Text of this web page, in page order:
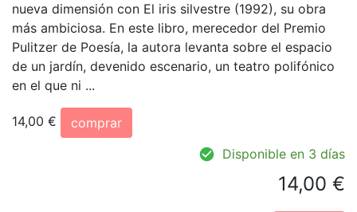
nueva dimensión con El iris silvestre (1992), su obra
más ambiciosa. En este libro, merecedor del Premio
Pulitzer de Poesía, la autora levanta sobre el espacio
de un jardín, devenido escenario, un teatro polifónico
en el que ni ...
14,00 €
comprar
Disponible en 3 días
14,00 €